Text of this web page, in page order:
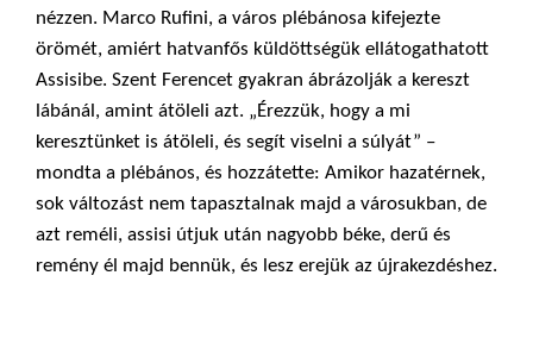
nézzen. Marco Rufini, a város plébánosa kifejezte
örömét, amiért hatvan­fős küldöttségük ellátogathatott
Assisibe. Szent Ferencet gyakran ábrázolják a kereszt
lábánál, amint átöleli azt. „Érezzük, hogy a mi
keresztünket is átöleli, és segít viselni a súlyát” –
mondta a plébános, és hozzátette: Amikor hazatérnek,
sok változást nem tapasztalnak majd a városukban, de
azt reméli, assisi útjuk után nagyobb béke, derű és
remény él majd bennük, és lesz erejük az újrakezdéshez.